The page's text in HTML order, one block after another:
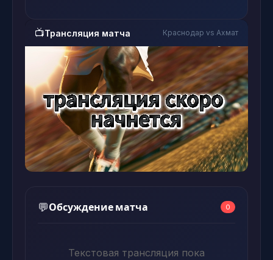
📺Трансляция матча Краснодар vs Ахмат
💬Обсуждение матча 0
Текстовая трансляция пока